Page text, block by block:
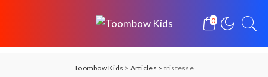
0
Toombow Kids > Articles > tristesse